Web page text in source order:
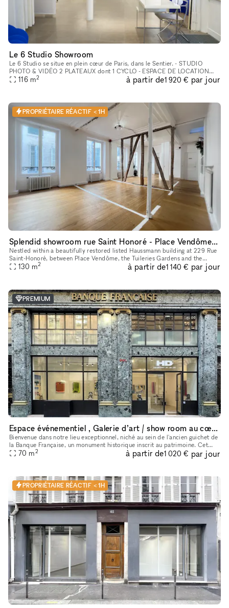
Le 6 Studio Showroom
Le 6 Studio se situe en plein cœur de Paris, dans le Sentier. - STUDIO
PHOTO & VIDÉO 2 PLATEAUX dont 1 CYCLO - ESPACE DE LOCATION
POUR SHOWROOMS / EXPOSITIONS / CASTINGS
116 m2 à partir de1 920 € par jour
PROPRIÉTAIRE RÉACTIF < 1H
Splendid showroom rue Saint Honoré - Place Vendôme, in the heart of Paris fashion & culture district.
Nestled within a beautifully restored listed Haussmann building at 229 Rue
Saint-Honoré, between Place Vendôme, the Tuileries Gardens and the
Louvre, 229LAB offers one of Paris' most prestigious addr
130 m2 à partir de1 140 € par jour
PREMIUM
Espace événementiel , Galerie d’art / show room au cœur de Paris
Bienvenue dans notre lieu exceptionnel, niché au sein de l'ancien guichet de
la Banque Française, un monument historique inscrit au patrimoine. Cet
espace polyvalent offre une variété d'options pour
70 m2 à partir de1 020 € par jour
PROPRIÉTAIRE RÉACTIF < 1H